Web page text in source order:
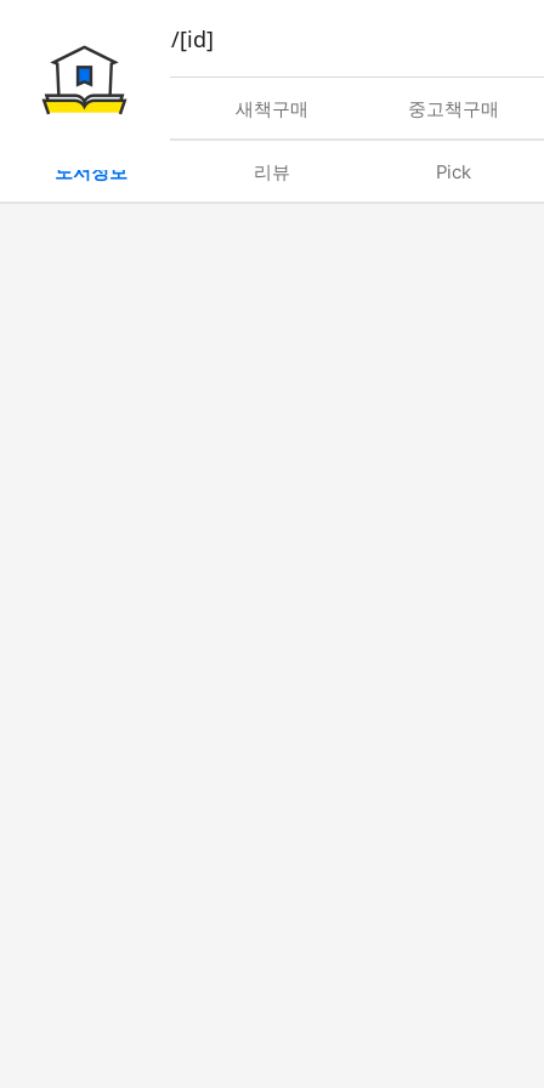
book/rent/[id]
대여 새책구매 중고책구매
도서정보 리뷰 Pick